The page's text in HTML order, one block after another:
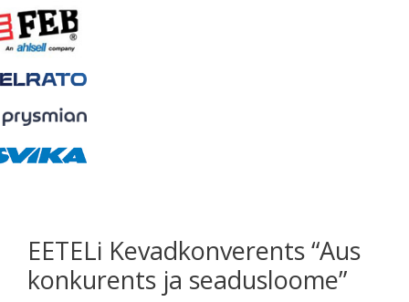
EETELi Kevadkonverents “Aus
konkurents ja seadusloome”